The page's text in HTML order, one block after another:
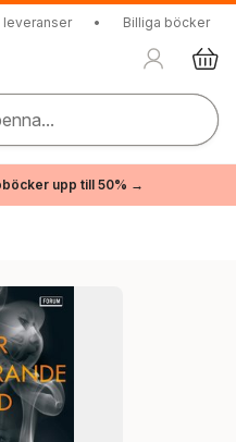
leveranser • Billiga böcker
upp till 50% →